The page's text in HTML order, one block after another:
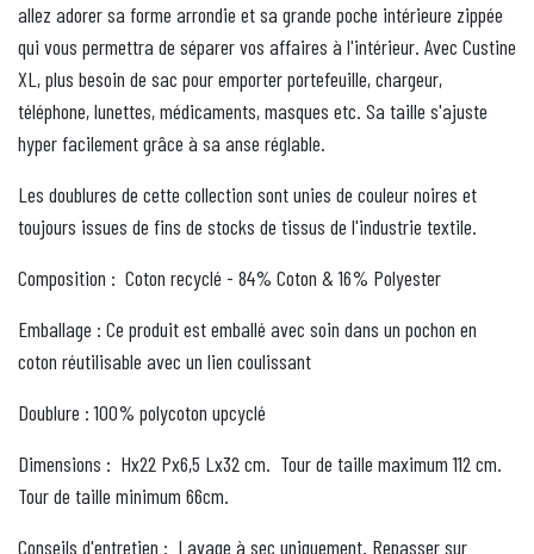
allez adorer sa forme arrondie et sa grande poche intérieure zippée
qui vous permettra de séparer vos affaires à l'intérieur. Avec Custine
XL, plus besoin de sac pour emporter portefeuille, chargeur,
téléphone, lunettes, médicaments, masques etc. Sa taille s'ajuste
hyper facilement grâce à sa anse réglable.
Les doublures de cette collection sont unies de couleur noires et
toujours issues de fins de stocks de tissus de l'industrie textile.
Composition : Coton recyclé - 84% Coton & 16% Polyester
Emballage : Ce produit est emballé avec soin dans un pochon en
coton réutilisable avec un lien coulissant
Doublure : 100% polycoton upcyclé
Dimensions : Hx22 Px6,5 Lx32 cm. Tour de taille maximum 112 cm.
Tour de taille minimum 66cm.
Conseils d'entretien : Lavage à sec uniquement. Repasser sur